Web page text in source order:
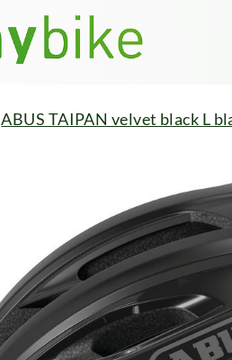
ABUS TAIPAN velvet black L